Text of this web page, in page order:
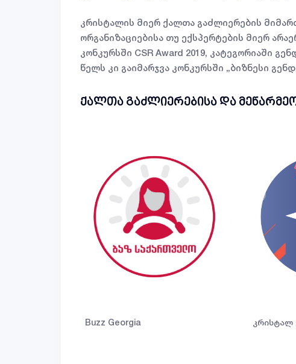
კრისტალის მიერ ქალთა გაძლიერების
ორგანიზაციებისა თუ ექსპერტების მიერ
კონკურსში CSR Award 2019, კატეგორიაში
წელს კი გაიმარჯვა კონკურსში „ბიზნესი
ქალთა გაძლიერებისა და
Buzz Georgia კრისტალ